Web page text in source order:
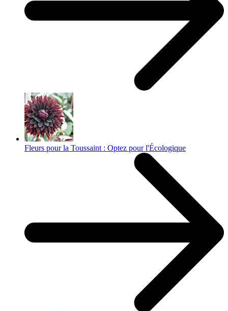
Fleurs pour la Toussaint : Optez pour l'Écologique